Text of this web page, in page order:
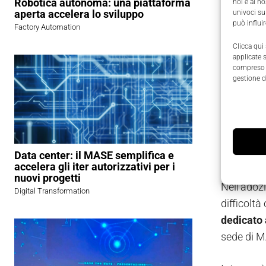
noi e ai
univoci
può
Clicca qui
applicate
gestione
Robotica autonoma: una piattaforma
aperta accelera lo sviluppo
Factory Automation
Data center: il MASE semplifica e
accelera gli iter autorizzativi per i
nuovi progetti
Digital Transformation
Con gli
difficoltà
dedicato
sede di